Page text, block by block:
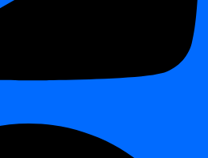
table nommée UserData dans le
:
UserData 2024-07-01
prédéfinis.